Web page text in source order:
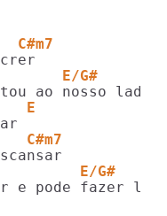
C#m7
E/G#
E
C#m7
E/G#
e pode fazer